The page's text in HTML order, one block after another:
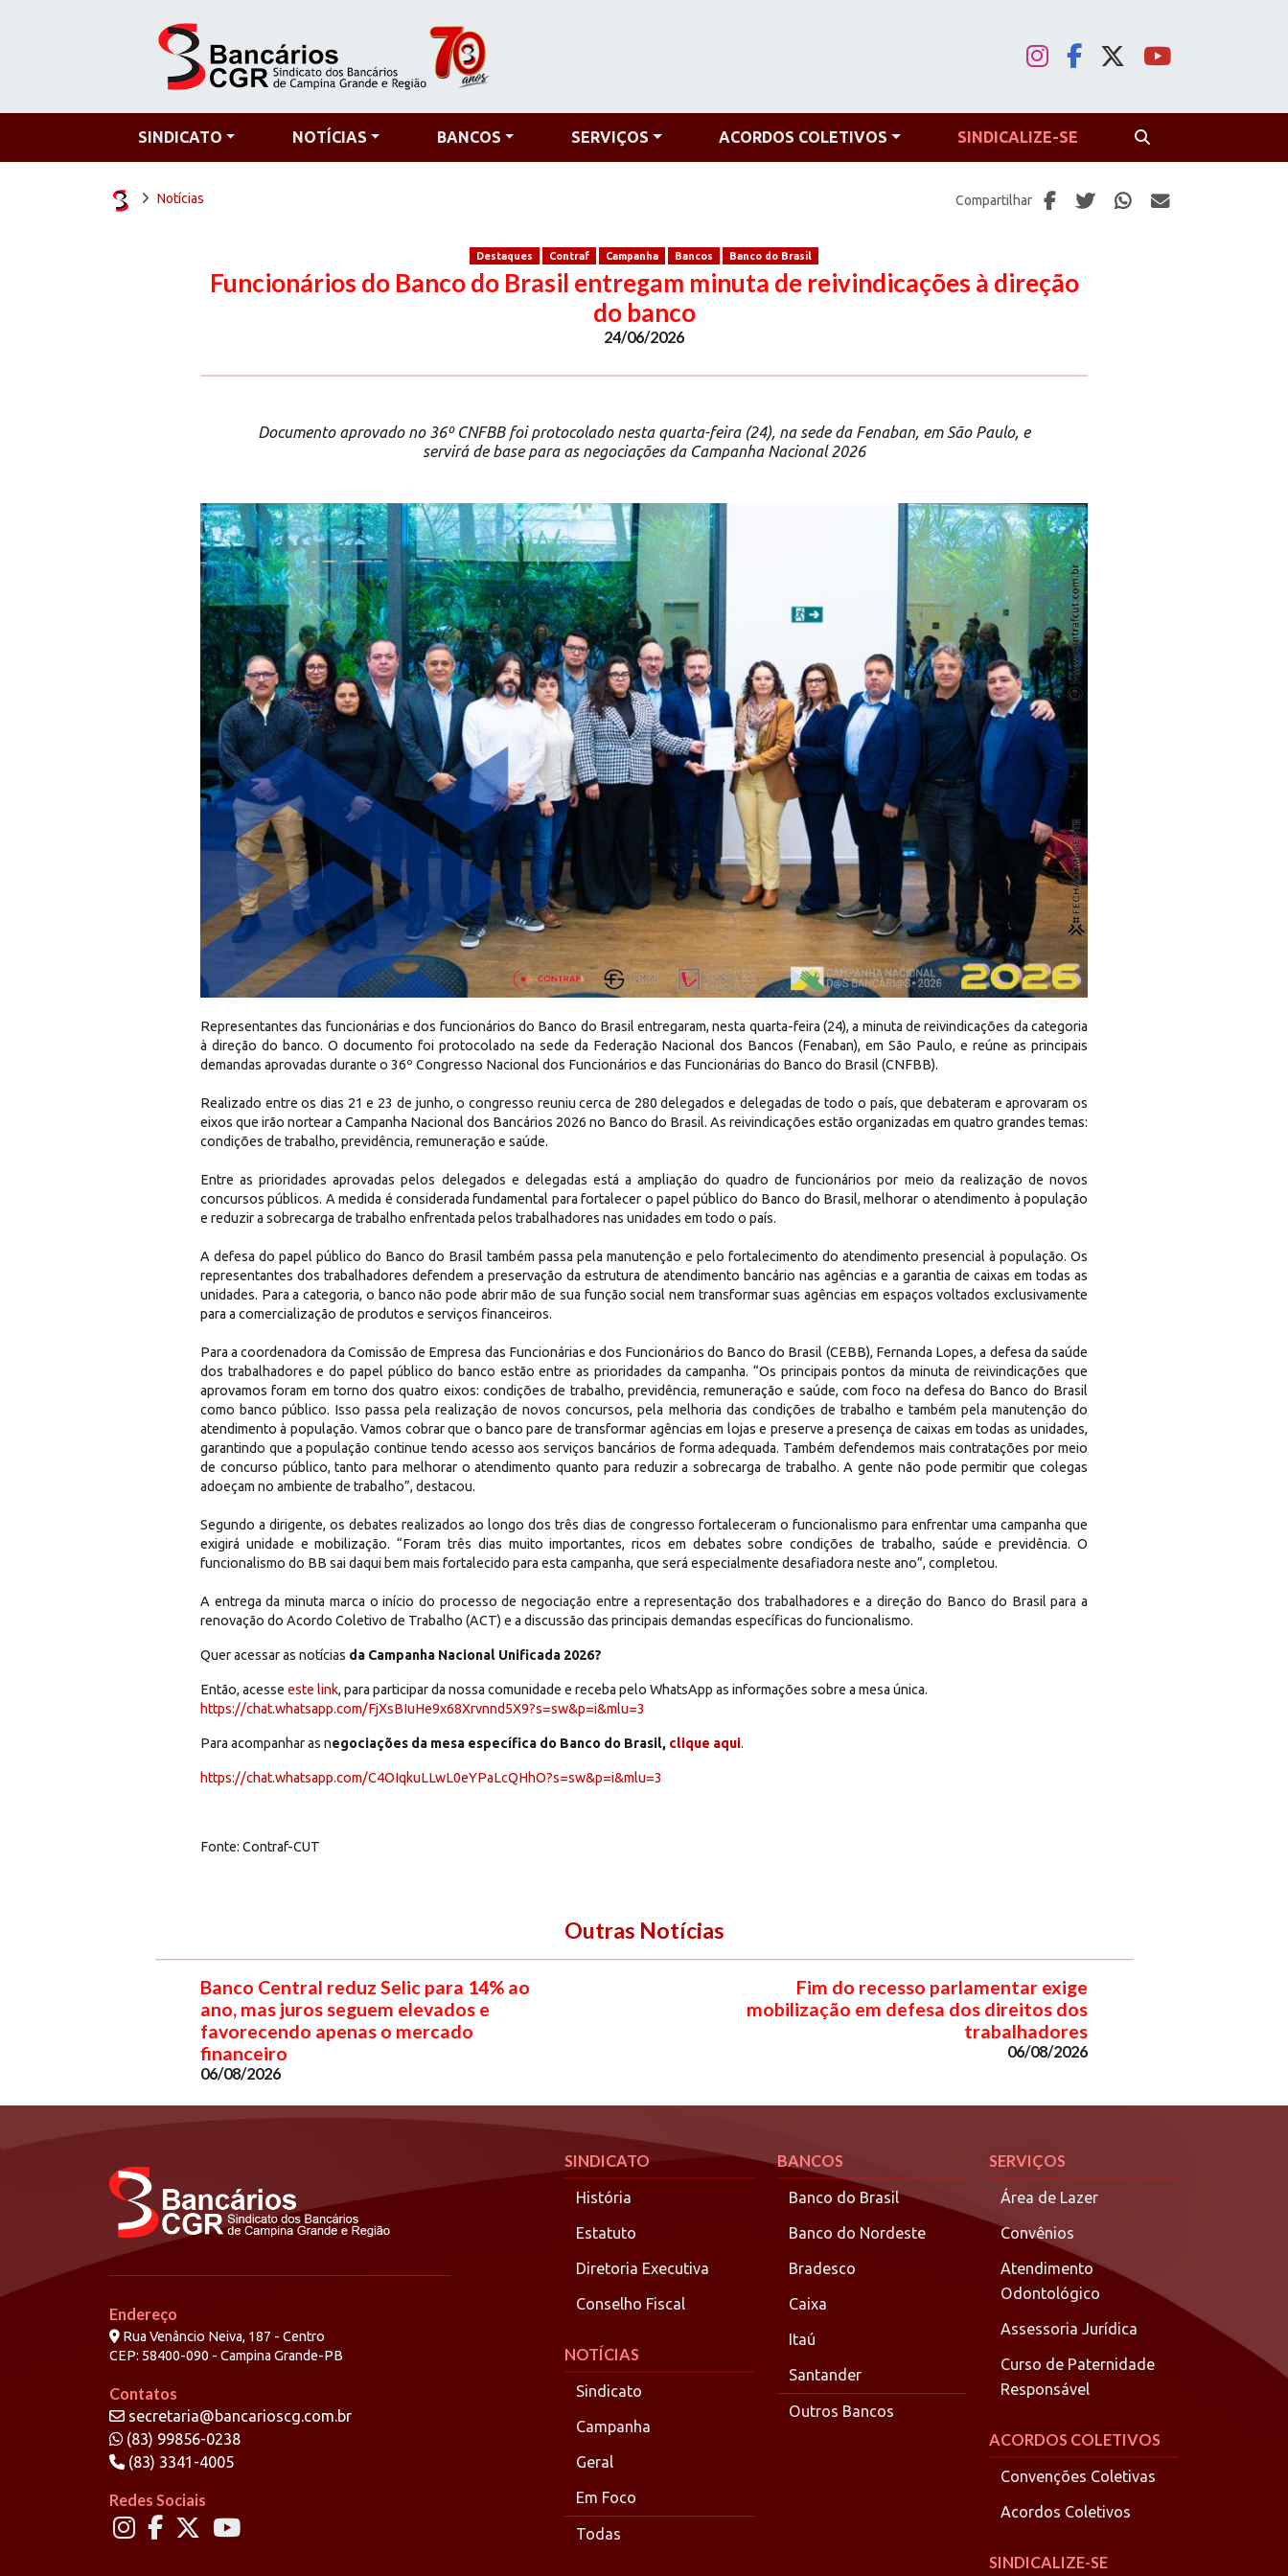
SINDICATO NOTÍCIAS BANCOS SERVIÇOS ACORDOS COLETIVOS SINDICALIZE-SE
Notícias Compartilhar
Destaques Contraf Campanha Bancos Banco do Brasil
Funcionários do Banco do Brasil entregam minuta de reivindicações à direção
do banco
24/06/2026
Documento aprovado no 36º CNFBB foi protocolado nesta quarta-feira (24), na sede da Fenaban, em São Paulo, e
servirá de base para as negociações da Campanha Nacional 2026
Representantes das funcionárias e dos funcionários do Banco do Brasil entregaram, nesta quarta-feira (24), a minuta de reivindicações da categoria
à direção do banco. O documento foi protocolado na sede da Federação Nacional dos Bancos (Fenaban), em São Paulo, e reúne as principais
demandas aprovadas durante o 36º Congresso Nacional dos Funcionários e das Funcionárias do Banco do Brasil (CNFBB).
Realizado entre os dias 21 e 23 de junho, o congresso reuniu cerca de 280 delegados e delegadas de todo o país, que debateram e aprovaram os
eixos que irão nortear a Campanha Nacional dos Bancários 2026 no Banco do Brasil. As reivindicações estão organizadas em quatro grandes temas:
condições de trabalho, previdência, remuneração e saúde.
Entre as prioridades aprovadas pelos delegados e delegadas está a ampliação do quadro de funcionários por meio da realização de novos
concursos públicos. A medida é considerada fundamental para fortalecer o papel público do Banco do Brasil, melhorar o atendimento à população
e reduzir a sobrecarga de trabalho enfrentada pelos trabalhadores nas unidades em todo o país.
A defesa do papel público do Banco do Brasil também passa pela manutenção e pelo fortalecimento do atendimento presencial à população. Os
representantes dos trabalhadores defendem a preservação da estrutura de atendimento bancário nas agências e a garantia de caixas em todas as
unidades. Para a categoria, o banco não pode abrir mão de sua função social nem transformar suas agências em espaços voltados exclusivamente
para a comercialização de produtos e serviços financeiros.
Para a coordenadora da Comissão de Empresa das Funcionárias e dos Funcionários do Banco do Brasil (CEBB), Fernanda Lopes, a defesa da saúde
dos trabalhadores e do papel público do banco estão entre as prioridades da campanha. “Os principais pontos da minuta de reivindicações que
aprovamos foram em torno dos quatro eixos: condições de trabalho, previdência, remuneração e saúde, com foco na defesa do Banco do Brasil
como banco público. Isso passa pela realização de novos concursos, pela melhoria das condições de trabalho e também pela manutenção do
atendimento à população. Vamos cobrar que o banco pare de transformar agências em lojas e preserve a presença de caixas em todas as unidades,
garantindo que a população continue tendo acesso aos serviços bancários de forma adequada. Também defendemos mais contratações por meio
de concurso público, tanto para melhorar o atendimento quanto para reduzir a sobrecarga de trabalho. A gente não pode permitir que colegas
adoeçam no ambiente de trabalho”, destacou.
Segundo a dirigente, os debates realizados ao longo dos três dias de congresso fortaleceram o funcionalismo para enfrentar uma campanha que
exigirá unidade e mobilização. “Foram três dias muito importantes, ricos em debates sobre condições de trabalho, saúde e previdência. O
funcionalismo do BB sai daqui bem mais fortalecido para esta campanha, que será especialmente desafiadora neste ano”, completou.
A entrega da minuta marca o início do processo de negociação entre a representação dos trabalhadores e a direção do Banco do Brasil para a
renovação do Acordo Coletivo de Trabalho (ACT) e a discussão das principais demandas específicas do funcionalismo.
Quer acessar as notícias da Campanha Nacional Unificada 2026?
Então, acesse este link, para participar da nossa comunidade e receba pelo WhatsApp as informações sobre a mesa única.
https://chat.whatsapp.com/FjXsBIuHe9x68Xrvnnd5X9?s=sw&p=i&mlu=3
Para acompanhar as negociações da mesa específica do Banco do Brasil, clique aqui.
https://chat.whatsapp.com/C4OIqkuLLwL0eYPaLcQHhO?s=sw&p=i&mlu=3
Fonte: Contraf-CUT
Outras Notícias
Banco Central reduz Selic para 14% ao
ano, mas juros seguem elevados e
favorecendo apenas o mercado
financeiro
06/08/2026
Fim do recesso parlamentar exige
mobilização em defesa dos direitos dos
trabalhadores
06/08/2026
Endereço
Rua Venâncio Neiva, 187 - Centro
CEP: 58400-090 - Campina Grande-PB
Contatos
secretaria@bancarioscg.com.br
(83) 99856-0238
(83) 3341-4005
Redes Sociais
SINDICATO
História
Estatuto
Diretoria Executiva
Conselho Fiscal
NOTÍCIAS
Sindicato
Campanha
Geral
Em Foco
Todas
BANCOS
Banco do Brasil
Banco do Nordeste
Bradesco
Caixa
Itaú
Santander
Outros Bancos
SERVIÇOS
Área de Lazer
Convênios
Atendimento
Odontológico
Assessoria Jurídica
Curso de Paternidade
Responsável
ACORDOS COLETIVOS
Convenções Coletivas
Acordos Coletivos
SINDICALIZE-SE